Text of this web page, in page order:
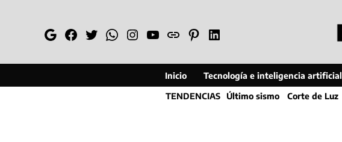
GoogleFacebook
TwitterWhatsapp
Instagram
YouTube
WebPinterestLinkedin
Inicio Tecnología e inteligencia artificial
TENDENCIAS Último sismo Corte de Luz